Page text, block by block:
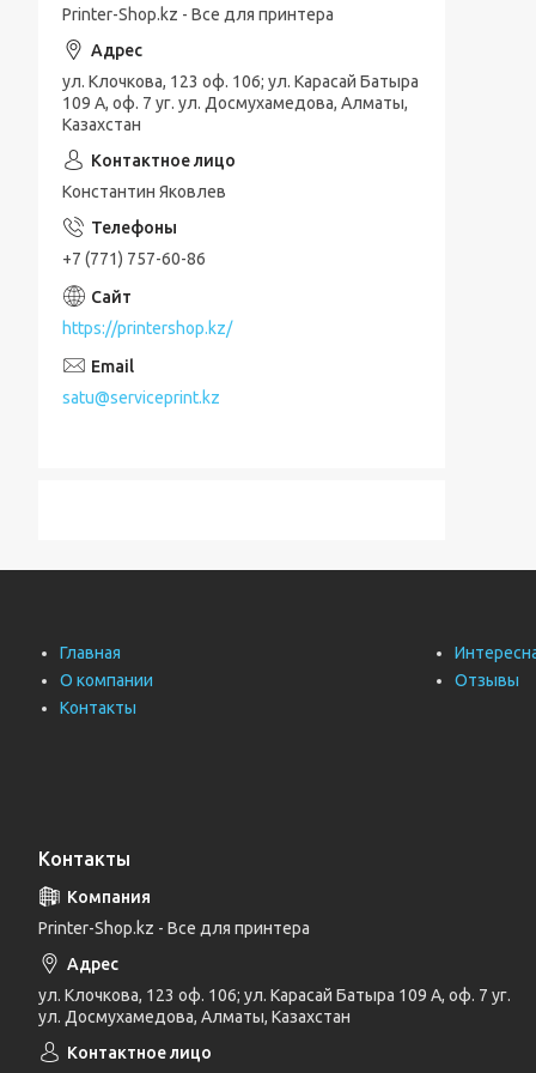
Printer-Shop.kz - Все для принтера
ул. Клочкова, 123 оф. 106; ул. Карасай Батыра
109 А, оф. 7 уг. ул. Досмухамедова, Алматы,
Казахстан
Константин Яковлев
+7 (771) 757-60-86
https://printershop.kz/
satu@serviceprint.kz
Главная
О компании
Контакты
Отзывы
Контакты
Printer-Shop.kz - Все для принтера
ул. Клочкова, 123 оф. 106; ул. Карасай Батыра 109 А, оф. 7 уг.
ул. Досмухамедова, Алматы, Казахстан